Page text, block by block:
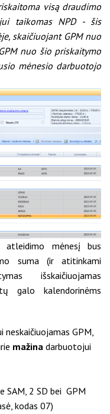
visą draudimo
taikomas NPD - šis
skaičiuojant GPM nuo
nuo šio priskaitymo
mėnesio darbuotojo
mėnesį bus
suma (ir atitinkami
išskaičiuojamas
galo kalendorinėms
neskaičiuojamas GPM,
mažina darbuotojui
SAM, 2 SD bei GPM
kodas 07)